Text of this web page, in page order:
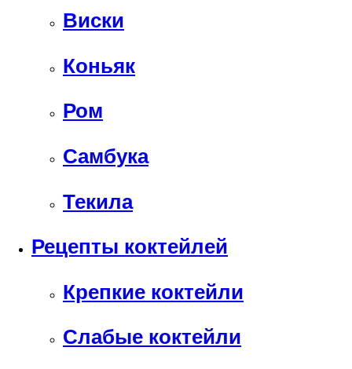
Виски
Коньяк
Ром
Самбука
Текила
Рецепты коктейлей
Крепкие коктейли
Слабые коктейли